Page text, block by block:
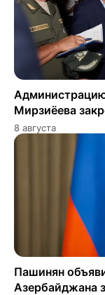
Администрацию
Мирзиёева
8 августа
Пашинян
Азербайджана